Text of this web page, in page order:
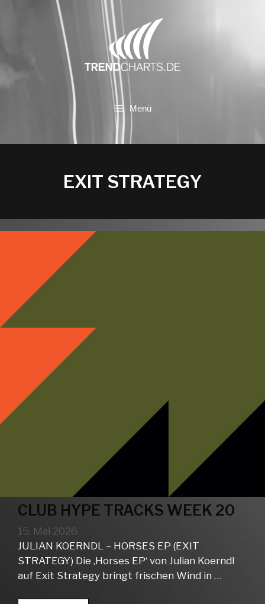
Menü
EXIT STRATEGY
CLUB HYPE TRACKS WEEK 20
15. Mai 2026
JULIAN KOERNDL – HORSES EP (EXIT
STRATEGY) Die ‚Horses EP‘ von Julian Koerndl
auf Exit Strategy bringt frischen Wind in …